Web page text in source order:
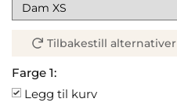
Tilbakestill alternativer
Farge 1:
Legg til kurv